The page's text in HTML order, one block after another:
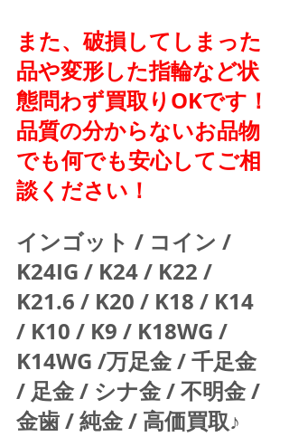
また、破損してしまった
品や変形した指輪など状
態問わず買取りOKです！
品質の分からないお品物
でも何でも安心してご相
談ください！
インゴット / コイン /
K24IG / K24 / K22 /
K21.6 / K20 / K18 / K14
/ K10 / K9 / K18WG /
K14WG /万足金 / 千足金
/ 足金 / シナ金 / 不明金 /
金歯 / 純金 / 高価買取♪